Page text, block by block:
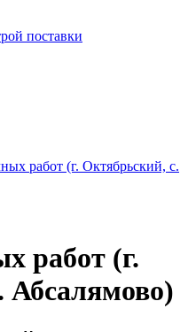
поставки
работ (г. Октябрьский, с.
работ (г.
Абсалямово)